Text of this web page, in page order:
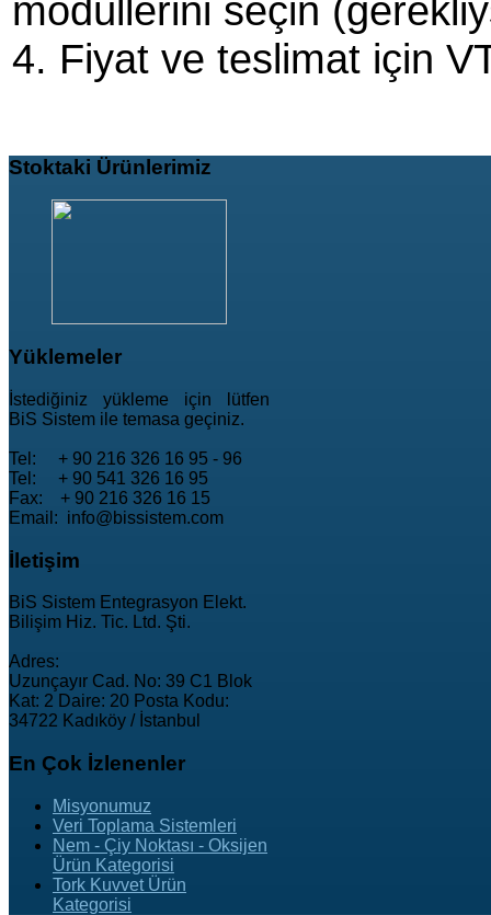
modüllerini seçin
4. Fiyat ve teslimat için
Stoktaki Ürünlerimiz
Yüklemeler
İstediğiniz yükleme için lütfen
BiS Sistem ile temasa geçiniz.
Tel: + 90 216 326 16 95 - 96
Tel: + 90 541 326 16 95
Fax: + 90 216 326 16 15
Email: info@bissistem.com
İletişim
BiS Sistem Entegrasyon Elekt.
Bilişim Hiz. Tic. Ltd. Şti.
Adres:
Uzunçayır Cad. No: 39 C1 Blok
Kat: 2 Daire: 20 Posta Kodu:
34722 Kadıköy / İstanbul
En Çok İzlenenler
Misyonumuz
Veri Toplama Sistemleri
Nem - Çiy Noktası - Oksijen
Ürün Kategorisi
Tork Kuvvet Ürün
Kategorisi